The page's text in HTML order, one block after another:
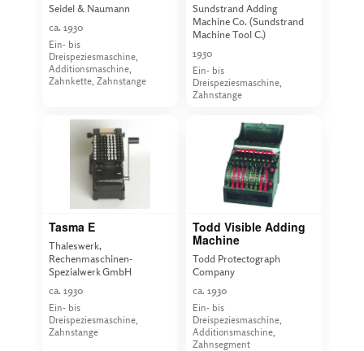
Seidel & Naumann
ca. 1930
Ein- bis
Dreispeziesmaschine,
Additionsmaschine,
Zahnkette, Zahnstange
Sundstrand Adding
Machine Co. (Sundstrand
Machine Tool C.)
1930
Ein- bis
Dreispeziesmaschine,
Zahnstange
Tasma E
Thaleswerk,
Rechenmaschinen-
Spezialwerk GmbH
ca. 1930
Ein- bis
Dreispeziesmaschine,
Zahnstange
Todd Visible Adding
Machine
Todd Protectograph
Company
ca. 1930
Ein- bis
Dreispeziesmaschine,
Additionsmaschine,
Zahnsegment